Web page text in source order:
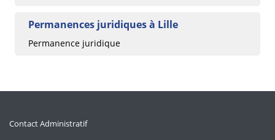
Permanences juridiques à Lille
Permanence juridique
Contact Administratif